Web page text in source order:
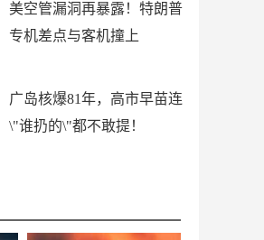
美空管漏洞再暴露！特朗普
专机差点与客机撞上
广岛核爆81年，高市早苗连
\"谁扔的\"都不敢提！